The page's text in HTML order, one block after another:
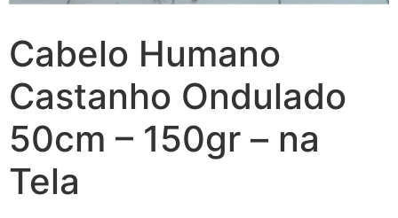
Cabelo Humano
Castanho Ondulado
50cm – 150gr – na
Tela